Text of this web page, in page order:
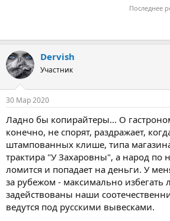
Последнее
Dervish
Участник
30 Мар 2020
Ладно бы копирайтеры... О
конечно, не спорят, раздражает,
штампованных клише, типа
трактира "У Захаровны", а народ по
ломится и попадает на деньги. У
за рубежом - максимально избегать
задействованы наши
ведутся под русскими вывесками.